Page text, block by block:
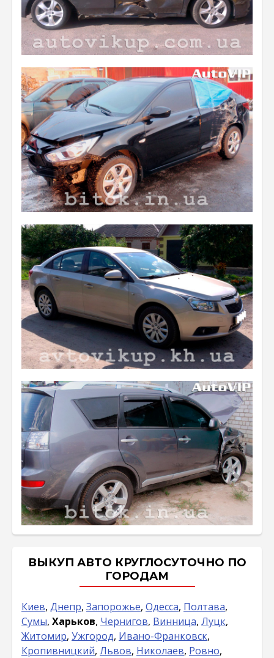
ВЫКУП АВТО КРУГЛОСУТОЧНО ПО
ГОРОДАМ
Киев, Днепр, Запорожье, Одесса, Полтава,
Сумы, Харьков, Чернигов, Винница, Луцк,
Житомир, Ужгород, Ивано-Франковск,
Кропивницкий, Львов, Николаев, Ровно,